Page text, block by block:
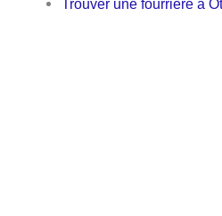
Trouver une fourrière à